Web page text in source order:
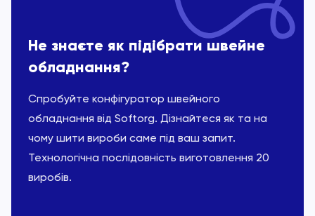
Не знаєте як підібрати швейне
обладнання?
Спробуйте конфігуратор швейного
обладнання від Softorg. Дізнайтеся як та на
чому шити вироби саме під ваш запит.
Технологічна послідовність виготовлення 20
виробів.